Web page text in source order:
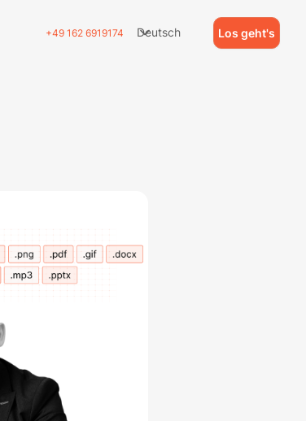
+49 162 6919174 Deutsch Los geht's